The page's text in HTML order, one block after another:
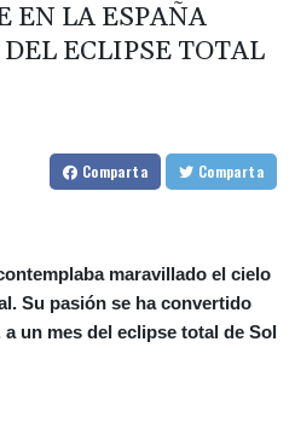
EN LA ESPAÑA
ECLIPSE TOTAL
Comparta Comparta
maravillado el cielo
Su pasión se ha convertido
un mes del eclipse total de Sol